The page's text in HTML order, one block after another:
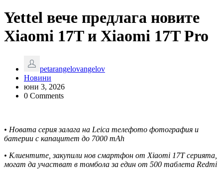
Yettel вече предлага новите
Xiaomi 17T и Xiaomi 17T Pro
petarangelovangelov
Новини
юни 3, 2026
0 Comments
• Новата серия залага на Leica телефото фотография и
батерии с капацитет до 7000 mAh
• Клиентите, закупили нов смартфон от Xiaomi 17T серията
могат да участват в томбола за един от 500 таблета Redmi